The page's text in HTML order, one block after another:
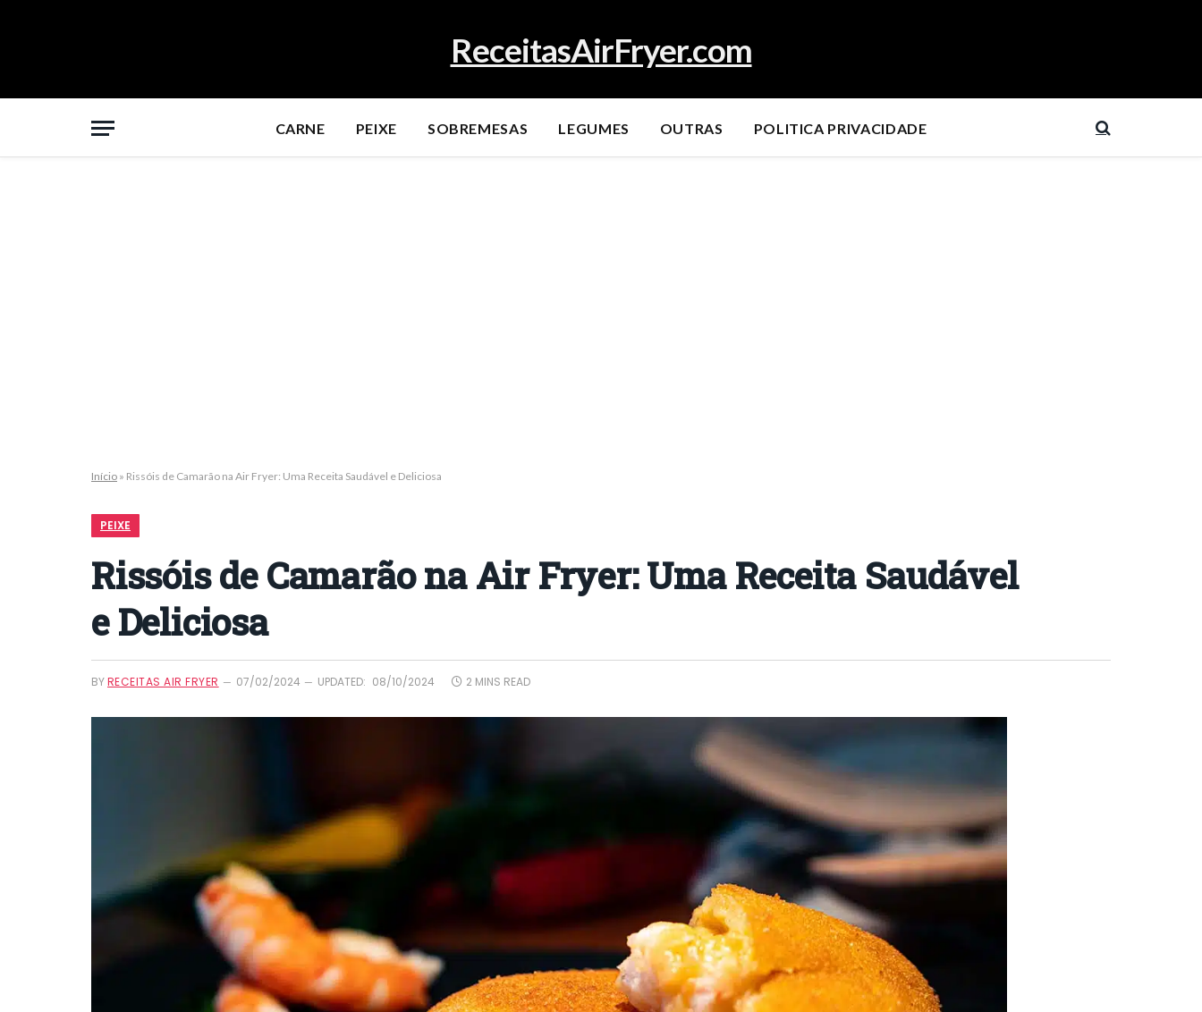
ReceitasAirFryer.com
CARNE PEIXE SOBREMESAS LEGUMES OUTRAS POLITICA PRIVACIDADE
Início » Rissóis de Camarão na Air Fryer: Uma Receita Saudável e Deliciosa
PEIXE
Rissóis de Camarão na Air Fryer: Uma Receita Saudável
e Deliciosa
BYRECEITAS AIR FRYER 07/02/2024 UPDATED: 08/10/2024 2 MINS READ